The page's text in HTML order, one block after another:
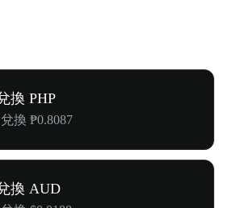
換 PHP
換 ₱0.8087
換 AUD